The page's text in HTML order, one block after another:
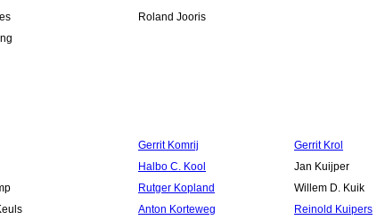
Roland Jooris
Gerrit Komrij
Gerrit Krol
Halbo C. Kool
Jan Kuijper
Rutger Kopland
Willem D. Kuik
Anton Korteweg
Reinold Kuipers